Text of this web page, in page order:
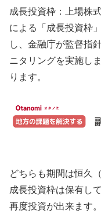
成長投資枠：上場株
による「成長投資枠
し、金融庁が監督指
ニタリングを実施し
ります。
どちらも期間は恒久
成長投資枠は保有し
再度投資が出来ます